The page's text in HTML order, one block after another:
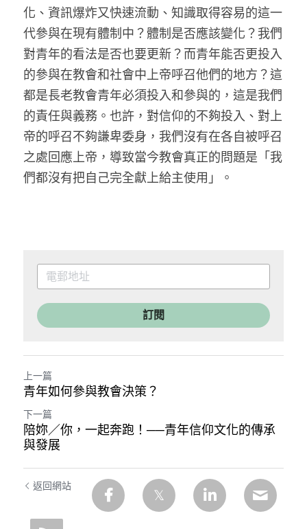
化、資訊爆炸又快速流動、知識取得容易的這一
代參與在現有體制中？體制是否應該變化？我們
對青年的看法是否也要更新？而青年能否更投入
的參與在教會和社會中上帝呼召他們的地方？這
都是長老教會青年必須投入和參與的，這是我們
的責任與義務。也許，對信仰的不夠投入、對上
帝的呼召不夠謙卑委身，我們沒有在各自被呼召
之處回應上帝，導致當今教會真正的問題是「我
們都沒有把自己完全獻上給主使用」。
訂閱
上一篇
青年如何參與教會決策？
下一篇
陪妳／你，一起奔跑！──青年信仰文化的傳承
與發展
返回網站